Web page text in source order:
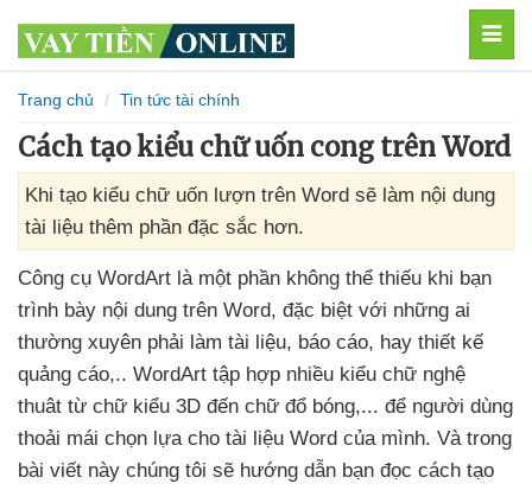
Trang chủ Tin tức tài chính
Cách tạo kiểu chữ uốn cong trên Word
Khi tạo kiểu chữ uốn lượn trên Word sẽ làm nội dung
tài liệu thêm phần đặc sắc hơn.
Công cụ WordArt là một phần không thể thiếu khi bạn
trình bày nội dung trên Word, đặc biệt với những ai
thường xuyên phải làm tài liệu, báo cáo, hay thiết kế
quảng cáo,.. WordArt tập hợp nhiều kiểu chữ nghệ
thuât từ chữ kiểu 3D đến chữ đổ bóng,... để người dùng
thoải mái chọn lựa cho tài liệu Word của mình. Và trong
bài viết này chúng tôi sẽ hướng dẫn bạn đọc cách tạo